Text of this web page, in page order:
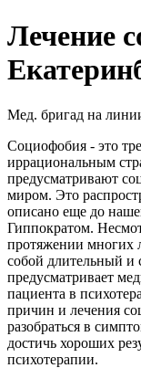
Лечение
Мед. бригад на
Социофобия - это
иррациональным
предусматривают
миром. Это
описано еще до
Гиппократом.
протяжении многих
собой длительный и
предусматривает
пациента в
причин и лечения
разобраться в
достичь хороших
психотерапии.